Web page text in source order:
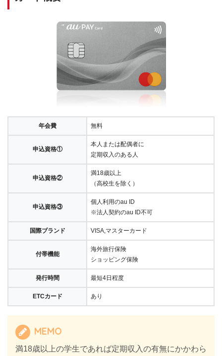
年会費 無料
申込資格①
本人または配偶者に
定期収入のある人
申込資格②
満18歳以上
（高校生を除く）
申込資格③
個人利用のau ID
※法人契約のau ID不可
国際ブランド VISA,マスターカード
付帯機能
海外旅行保険
ショッピング保険
発行時間 最短4日程度
ETCカード あり
MEMO
満18歳以上の学生であれば定期収入の有無にかかわら